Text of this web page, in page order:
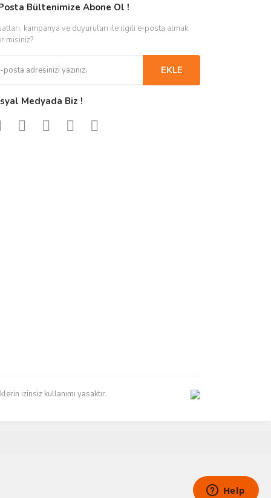
Bültenimize Abone Ol !
kampanya ve duyuruları ile ilgili e-posta almak
misiniz?
EKLE
Medyada Biz !
izinsiz kullanımı yasaktır.